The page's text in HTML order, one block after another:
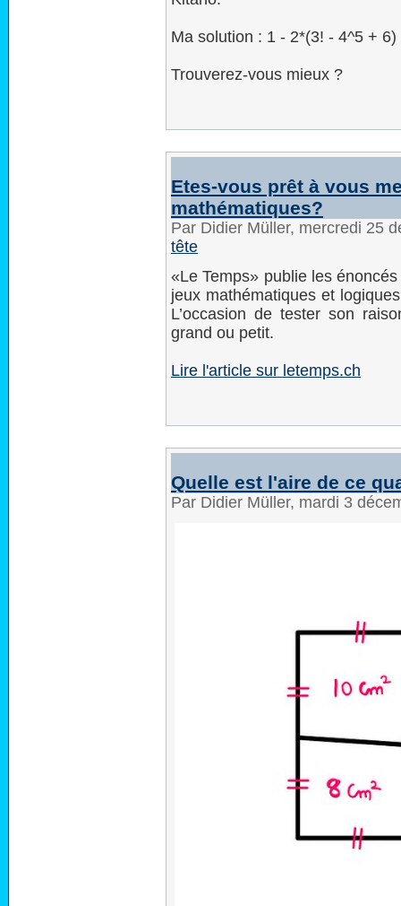
Ma solution : 1 - 2*(3! - 4^5 +
Trouverez-vous mieux ?
Etes-vous prêt à vous
mathématiques?
Par Didier Müller, mercredi 25
tête
«Le Temps» publie les
jeux mathématiques et
L’occasion de tester son
grand ou petit.
Lire l'article sur letemps.ch
Quelle est l'aire de ce
Par Didier Müller, mardi 3